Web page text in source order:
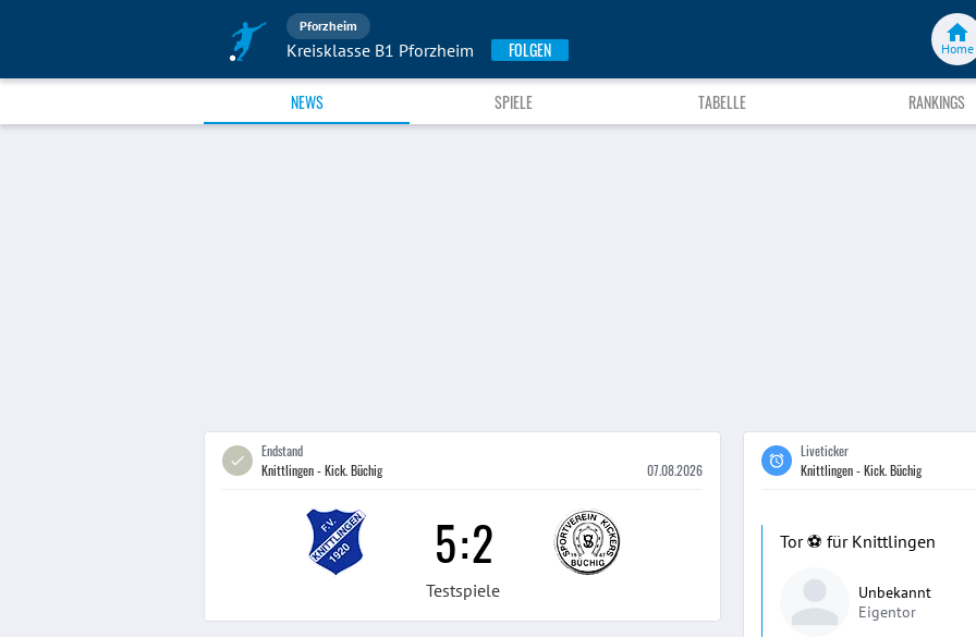
Pforzheim
Kreisklasse B1 Pforzheim FOLGEN Home
NEWS SPIELE TABELLE RANKINGS
Endstand
Knittlingen - Kick. Büchig
07.08.2026
5:2
Testspiele
Liveticker
Knittlingen - Kick. Büchig
Tor ⚽️ für Knittlingen
Unbekannt
Eigentor